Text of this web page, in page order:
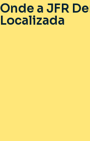
Onde a JFR
Localizada